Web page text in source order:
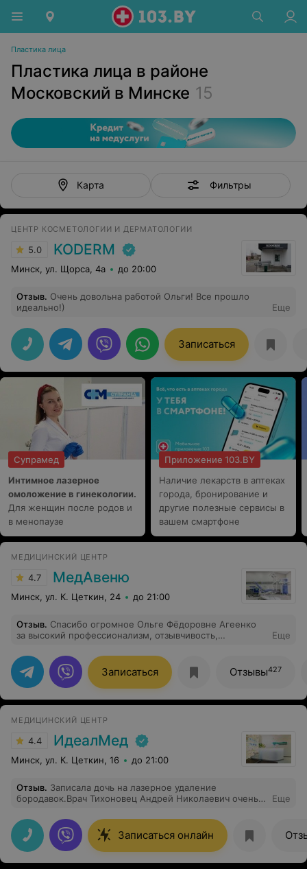
Пластика лица
Пластика лица в районе
Московский в Минске 15
Карта Фильтры
ЦЕНТР КОСМЕТОЛОГИИ И ДЕРМАТОЛОГИИ
5.0 KODERM
Минск, ул. Щорса, 4а до 20:00
Отзыв. Очень довольна работой Ольги! Все прошло
идеально!)
Еще
Записаться
Супрамед
Интимное лазерное
омоложение в гинекологии.
Для женщин после родов и
в менопаузе
Приложение 103.BY
Наличие лекарств в аптеках
города, бронирование и
другие полезные сервисы в
вашем смартфоне
МЕДИЦИНСКИЙ ЦЕНТР
4.7 МедАвеню
Минск, ул. К. Цеткин, 24 до 21:00
Отзыв. Спасибо огромное Ольге Фёдоровне Агеенко
за высокий профессионализм, отзывчивость,
ведение блога, за просвещение нас по медицинским
вопросам. Благодаря этому мы и записались на приём.
Очень рекомендую замечательного доктора
Еще
Записаться Отзывы427
МЕДИЦИНСКИЙ ЦЕНТР
4.4 ИдеалМед
Минск, ул. К. Цеткин, 16 до 21:00
Отзыв. Записала дочь на лазерное удаление
бородавок.Врач Тихоновец Андрей Николаевич очень
альтернативные методы.Остались довольны
приемом,будем обращаться к нему еще.
Еще
Записаться онлайн